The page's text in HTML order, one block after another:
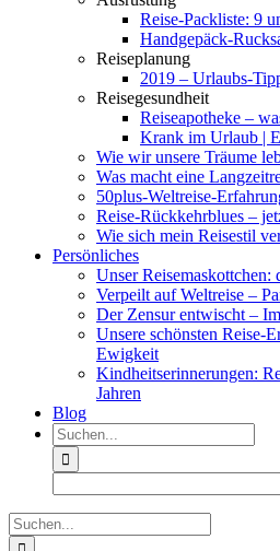
Reise-Packliste: 9
Handgepäck-
Reiseplanung
2019 – Urlaubs-
Reisegesundheit
Reiseapotheke –
Krank im Urlaub |
Wie wir unsere Träume
Was macht eine
50plus-Weltreise-
Reise-Rückkehrblues –
Wie sich mein Reisestil
Persönliches
Unser Reisemaskottchen:
Verpeilt auf Weltreise –
Der Zensur entwischt –
Unsere schönsten Reise-
Ewigkeit
Kindheitserinnerungen:
Jahren
Blog
Suche
nach:
Suche
nach: